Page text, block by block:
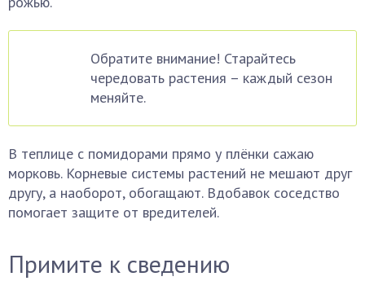
Обратите внимание! Старайтесь
чередовать растения – каждый сезон
меняйте.
В теплице с помидорами прямо у плёнки сажаю
морковь. Корневые системы растений не мешают друг
другу, а наоборот, обогащают. Вдобавок соседство
помогает защите от вредителей.
Примите к сведению